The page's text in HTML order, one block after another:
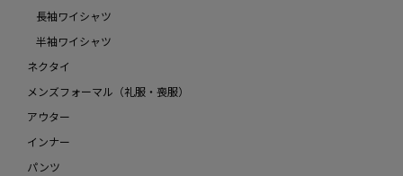
長袖ワイシャツ
半袖ワイシャツ
ネクタイ
メンズフォーマル（礼服・喪服）
アウター
インナー
パンツ